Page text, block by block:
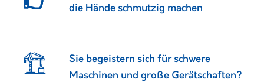
die Hände schmutzig machen
Sie begeistern sich für schwere
Maschinen und große Gerätschaften?